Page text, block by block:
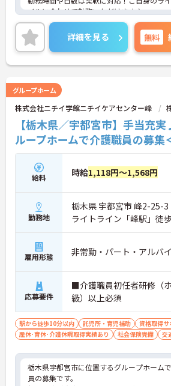
イルに合わせて勤務いただけます♪
また、企業主導型保育園あり！子育て中の
やすい環境です！
ご興味のある方はご面接のポイントお伝え
でご気軽にお問い合わせください。
詳細を見る 無料
グループホーム
株式会社ニチイ学館ニチイケアセンター峰
【栃木県／宇都宮市】手当充
ループホームで介護職員の募集
給料 時給1,118円～1,568円
勤務地
栃木県 宇都宮市 峰2-25-3
ライトライン「峰駅」徒
雇用形態 非常勤・パート・アルバ
応募要件
■介護職員初任者研修（
級）以上必須
駅から徒歩10分以内 託児所・育児補助 資格取得サ
産休･育休･介護休暇取得実績あり
社会保険完備 交
栃木県宇都宮市に位置するグループホーム
員の募集です。